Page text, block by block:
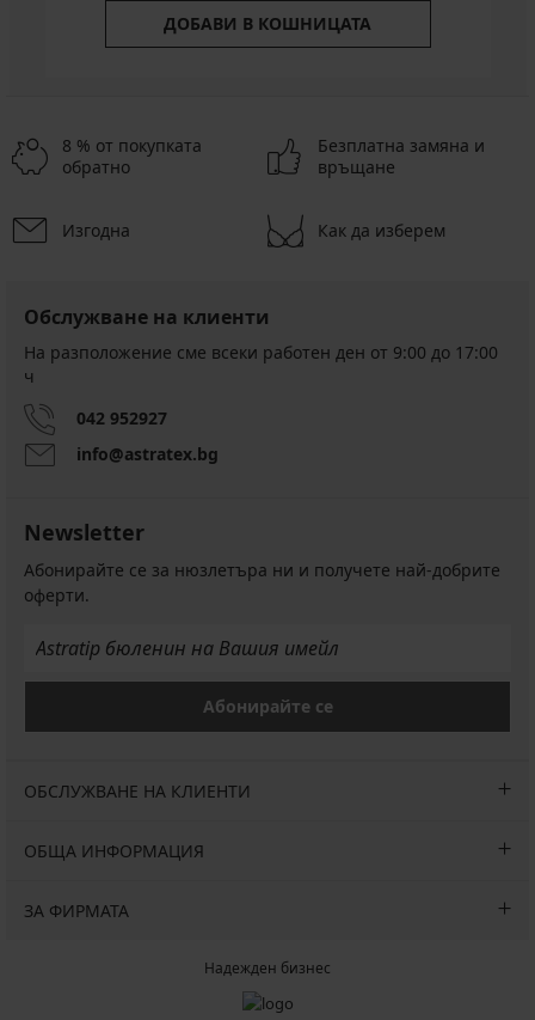
ДОБАВИ В КОШНИЦАТА
8 % от покупката
обратно
Безплатна замяна и
връщане
Изгодна Как да изберем
Обслужване на клиенти
На разположение сме всеки работен ден от 9:00 до 17:00
ч
042 952927
info@astratex.bg
Newsletter
Абонирайте се за нюзлетъра ни и получете най-добрите
оферти.
Абонирайте се
ОБСЛУЖВАНЕ НА КЛИЕНТИ
ОБЩА ИНФОРМАЦИЯ
ЗА ФИРМАТА
Надежден бизнес